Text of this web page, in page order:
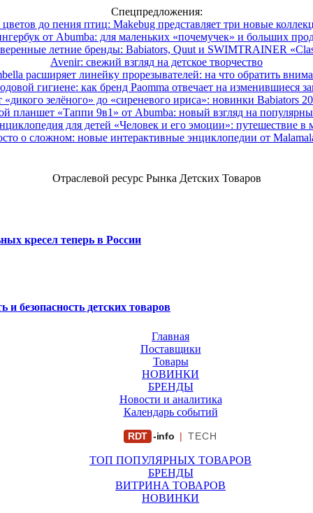
Спецпредложения:
до пения птиц: Makebug представляет три новые
от Abumba: для маленьких «почемучек» и больших
летние бренды: Babiators, Quut и SWIMTRAINER
Avenir: свежий взгляд на детское творчество
расширяет линейку прорезывателей: на что обратить
гигиене: как бренд Paomma отвечает на изменившиеся
«дикого зелёного» до «сиреневого ириса»: новинки Babiators
планшет «Таппи 9в1» от Abumba: новый взгляд на
для детей «Человек и его эмоции»: путешествие в
о сложном: новые интерактивные энциклопедии от
Отраслевой ресурс Рынка Детских Товаров
кресел теперь в России
безопасность детских товаров
Главная
Поставщики
Товары
НОВИНКИ
БРЕНДЫ
Новости и аналитика
Календарь событий
RDT -info | TECH
ТОП ПОПУЛЯРНЫХ ТОВАРОВ
БРЕНДЫ
ВИТРИНА ТОВАРОВ
НОВИНКИ